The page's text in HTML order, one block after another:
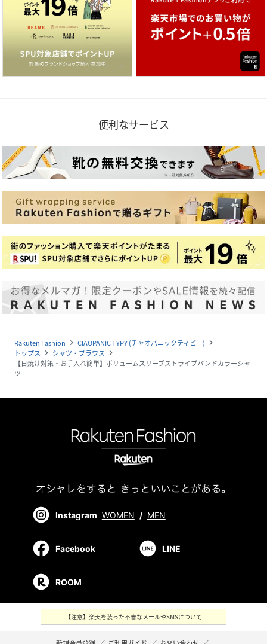
便利なサービス
Rakuten Fashion navigate_next CIAOPANIC TYPY (チャオパニックティピー) navigate_next
トップス navigate_next シャツ・ブラウス navigate_next
【日焼け対策・お手入れ簡単】ボリュームスリーブストライプバンドカラーシャ
ツ
Instagram WOMEN / MEN
Facebook LINE
ROOM
【注意】楽天を装った不審なメールやSMSについて